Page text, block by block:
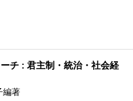
チ : 君主制・統治・社会経
編著